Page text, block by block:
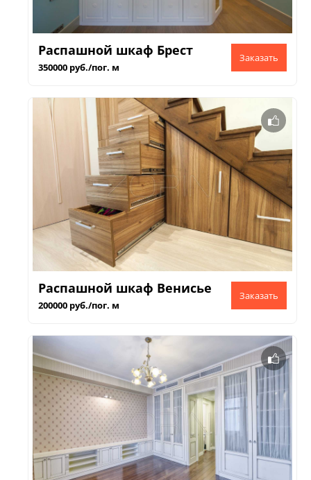
Распашной шкаф Брест
350000 руб./пог. м
Распашной шкаф Венисье
200000 руб./пог. м